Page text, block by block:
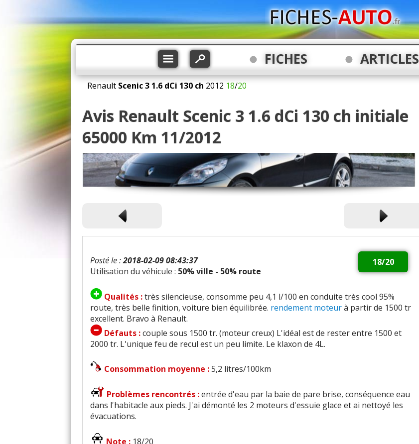
FICHES ARTICLES
Renault Scenic 3 1.6 dCi 130 ch 2012 18/20
Avis Renault Scenic 3 1.6 dCi 130 ch initiale
65000 Km 11/2012
18/20
Posté le :2018-02-09 08:43:37
Utilisation du véhicule : 50% ville - 50% route
Qualités :très silencieuse, consomme peu 4,1 l/100 en conduite très cool 95%
route, très belle finition, voiture bien équilibrée. rendement moteurà partir de 1500 tr
excellent. Bravo à Renault.
Défauts :couple sous 1500 tr. (moteur creux) L'idéal est de rester entre 1500 et
2000 tr. L'unique feu de recul est un peu limite. Le klaxon de 4L.
Consommation moyenne :5,2 litres/100km
Problèmes rencontrés :entrée d'eau par la baie de pare brise, conséquence eau
dans l'habitacle aux pieds. J'ai démonté les 2 moteurs d'essuie glace et ai nettoyé les
évacuations.
Note : 18/20